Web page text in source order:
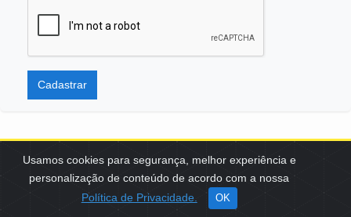
Usamos cookies para segurança, melhor experiência e
personalização de conteúdo de acordo com a nossa
Política de Privacidade.
OK
Cadastrar
SCES, TRECHO 02, LOTE 22 CEP: 70200-002 | BRASÍLIA (DF) | +55
61 3108-7000 / FBB@FBB.ORG.BR